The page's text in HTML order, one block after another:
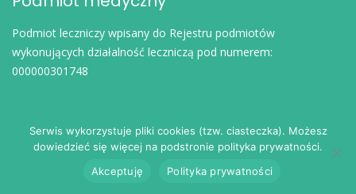
Podmiot leczniczy wpisany do Rejestru podmiotów
wykonujących działalność leczniczą pod numerem:
000000301748
eDoktorzy.pl . Wszelkie prawa zastrzeżone.
Serwis wykorzystuje pliki cookies (tzw. ciasteczka). Możesz
dowiedzieć się więcej na podstronie polityka prywatności.
Akceptuję
Polityka prywatności